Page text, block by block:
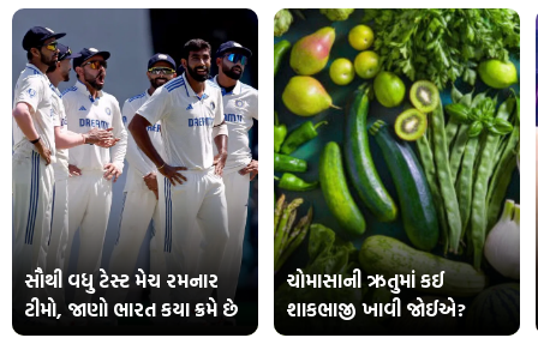
સૌથી વધુ ટેસ્ટ મેચ રમનાર
ટીમો, જાણો ભારત કયા ક્રમે છે
ચોમાસાની ઋતુમાં કઈ
શાકભાજી ખાવી જોઈએ?